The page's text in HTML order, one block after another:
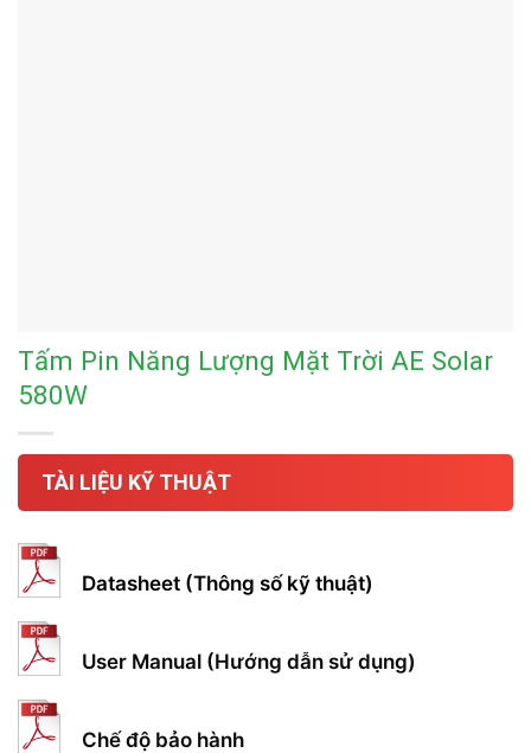
Tấm Pin Năng Lượng Mặt Trời AE Solar
580W
TÀI LIỆU KỸ THUẬT
Datasheet (Thông số kỹ thuật)
User Manual (Hướng dẫn sử dụng)
Chế độ bảo hành